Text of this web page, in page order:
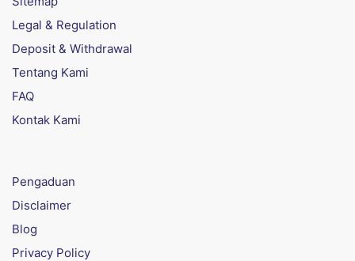
Legal & Regulation
Deposit & Withdrawal
Tentang Kami
FAQ
Kontak Kami
Pengaduan
Disclaimer
Blog
Privacy Policy